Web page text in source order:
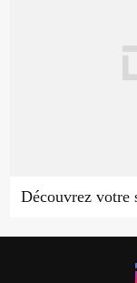
Découvrez votre